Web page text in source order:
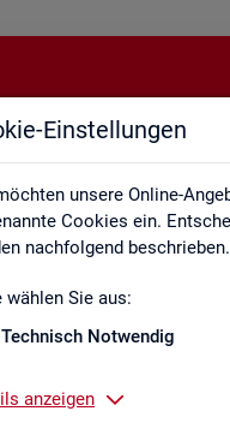
Einstellungen
unsere Online-
Cookies ein.
nachfolgend
wählen Sie aus:
Technisch Notwendig
anzeigen
Mediathek